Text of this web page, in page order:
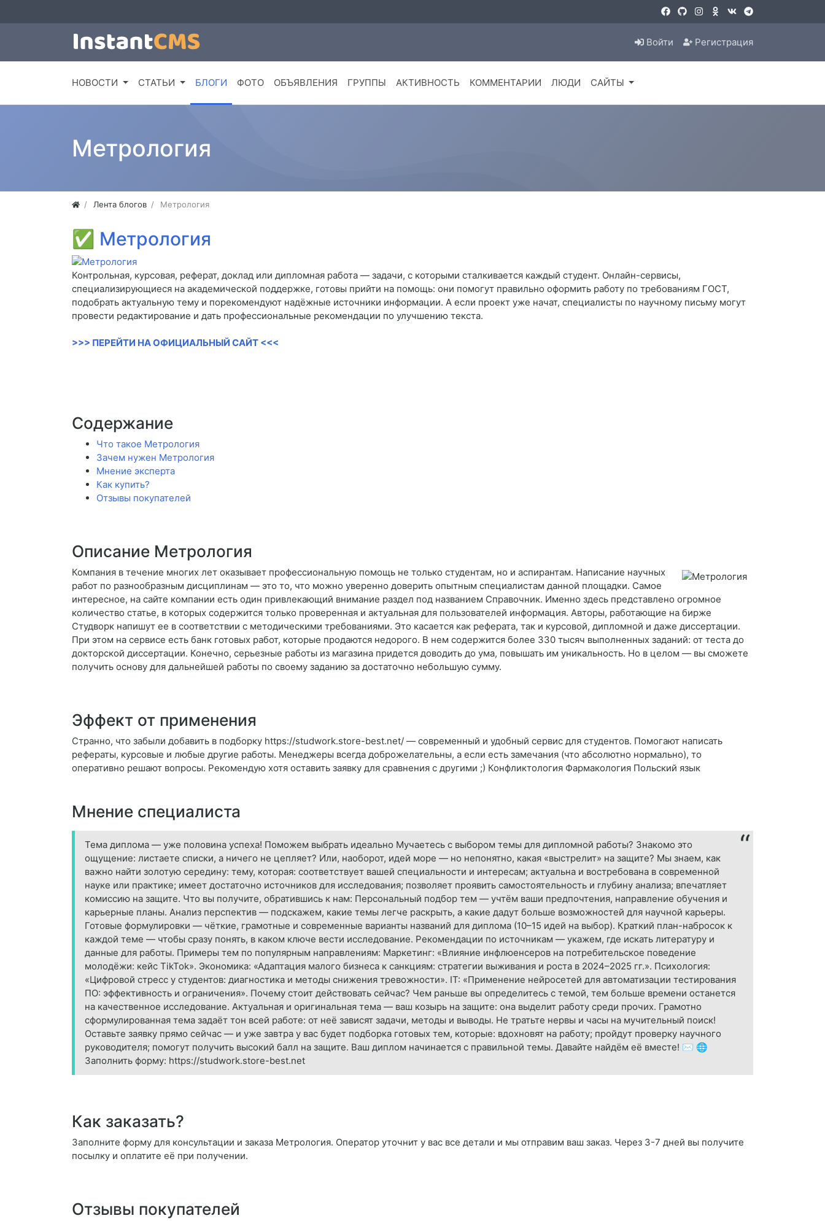
Войти Регистрация
НОВОСТИ СТАТЬИ БЛОГИ ФОТО ОБЪЯВЛЕНИЯ ГРУППЫ АКТИВНОСТЬ КОММЕНТАРИИ ЛЮДИ САЙТЫ
Метрология
Лента блогов Метрология
✅ Метрология
Контрольная, курсовая, реферат, доклад или дипломная работа — задачи, с которыми сталкивается каждый студент. Онлайн-сервисы,
специализирующиеся на академической поддержке, готовы прийти на помощь: они помогут правильно оформить работу по требованиям ГОСТ,
подобрать актуальную тему и порекомендуют надёжные источники информации. А если проект уже начат, специалисты по научному письму могут
провести редактирование и дать профессиональные рекомендации по улучшению текста.
>>> ПЕРЕЙТИ НА ОФИЦИАЛЬНЫЙ САЙТ <<<
Содержание
Что такое Метрология
Зачем нужен Метрология
Мнение эксперта
Как купить?
Отзывы покупателей
Описание Метрология
Компания в течение многих лет оказывает профессиональную помощь не только студентам, но и аспирантам. Написание научных
работ по разнообразным дисциплинам — это то, что можно уверенно доверить опытным специалистам данной площадки. Самое
интересное, на сайте компании есть один привлекающий внимание раздел под названием Справочник. Именно здесь представлено огромное
количество статье, в которых содержится только проверенная и актуальная для пользователей информация. Авторы, работающие на бирже
Студворк напишут ее в соответствии с методическими требованиями. Это касается как реферата, так и курсовой, дипломной и даже диссертации.
При этом на сервисе есть банк готовых работ, которые продаются недорого. В нем содержится более 330 тысяч выполненных заданий: от теста до
докторской диссертации. Конечно, серьезные работы из магазина придется доводить до ума, повышать им уникальность. Но в целом — вы сможете
получить основу для дальнейшей работы по своему заданию за достаточно небольшую сумму.
Эффект от применения
Странно, что забыли добавить в подборку https://studwork.store-best.net/ — современный и удобный сервис для студентов. Помогают написать
рефераты, курсовые и любые другие работы. Менеджеры всегда доброжелательны, а если есть замечания (что абсолютно нормально), то
оперативно решают вопросы. Рекомендую хотя оставить заявку для сравнения с другими ;) Конфликтология Фармакология Польский язык
Мнение специалиста
Тема диплома — уже половина успеха! Поможем выбрать идеально Мучаетесь с выбором темы для дипломной работы? Знакомо это
ощущение: листаете списки, а ничего не цепляет? Или, наоборот, идей море — но непонятно, какая «выстрелит» на защите? Мы знаем, как
важно найти золотую середину: тему, которая: соответствует вашей специальности и интересам; актуальна и востребована в современной
науке или практике; имеет достаточно источников для исследования; позволяет проявить самостоятельность и глубину анализа; впечатляет
комиссию на защите. Что вы получите, обратившись к нам: Персональный подбор тем — учтём ваши предпочтения, направление обучения и
карьерные планы. Анализ перспектив — подскажем, какие темы легче раскрыть, а какие дадут больше возможностей для научной карьеры.
Готовые формулировки — чёткие, грамотные и современные варианты названий для диплома (10–15 идей на выбор). Краткий план-набросок к
каждой теме — чтобы сразу понять, в каком ключе вести исследование. Рекомендации по источникам — укажем, где искать литературу и
данные для работы. Примеры тем по популярным направлениям: Маркетинг: «Влияние инфлюенсеров на потребительское поведение
молодёжи: кейс TikTok». Экономика: «Адаптация малого бизнеса к санкциям: стратегии выживания и роста в 2024–2025 гг.». Психология:
«Цифровой стресс у студентов: диагностика и методы снижения тревожности». IT: «Применение нейросетей для автоматизации тестирования
ПО: эффективность и ограничения». Почему стоит действовать сейчас? Чем раньше вы определитесь с темой, тем больше времени останется
на качественное исследование. Актуальная и оригинальная тема — ваш козырь на защите: она выделит работу среди прочих. Грамотно
сформулированная тема задаёт тон всей работе: от неё зависят задачи, методы и выводы. Не тратьте нервы и часы на мучительный поиск!
Оставьте заявку прямо сейчас — и уже завтра у вас будет подборка готовых тем, которые: вдохновят на работу; пройдут проверку научного
руководителя; помогут получить высокий балл на защите. Ваш диплом начинается с правильной темы. Давайте найдём её вместе! ✉️ 🌐
Заполнить форму: https://studwork.store-best.net
Как заказать?
Заполните форму для консультации и заказа Метрология. Оператор уточнит у вас все детали и мы отправим ваш заказ. Через 3-7 дней вы получите
посылку и оплатите её при получении.
Отзывы покупателей